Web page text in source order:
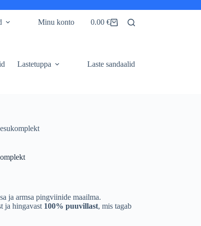
Minu konto
Shopping
0.00 €
Lastetuppa Laste sandaalid
ja armsa pingviinide maailma.
ja hingavast 100% puuvillast, mis tagab